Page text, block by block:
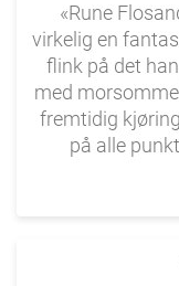
«Rune
virkelig en
flink på det
med
fremtidig kjøring. En god og behagelig
på alle